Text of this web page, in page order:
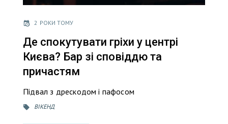
2 РОКИ ТОМУ
Де спокутувати гріхи у центрі
Києва? Бар зі сповіддю та
причастям
Підвал з дрескодом і пафосом
ВІКЕНД